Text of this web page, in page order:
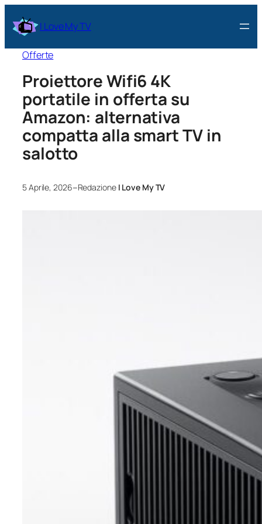
I Love My TV
Offerte
Proiettore Wifi6 4K
portatile in offerta su
Amazon: alternativa
compatta alla smart TV in
salotto
5 Aprile, 2026–Redazione I Love My TV